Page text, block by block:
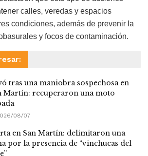
calles, veredas y espacios
condiciones, además de prevenir la
y focos de contaminación.
tras una maniobra sospechosa en
Martín: recuperaron una moto
08/07
en San Martín: delimitaron una
por la presencia de “vinchucas del